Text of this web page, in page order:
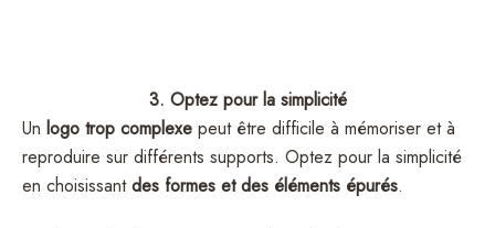
3. Optez pour la simplicité
Un logo trop complexe peut être difficile à mémoriser et à
reproduire sur différents supports. Optez pour la simplicité
en choisissantdes formes et des éléments épurés.